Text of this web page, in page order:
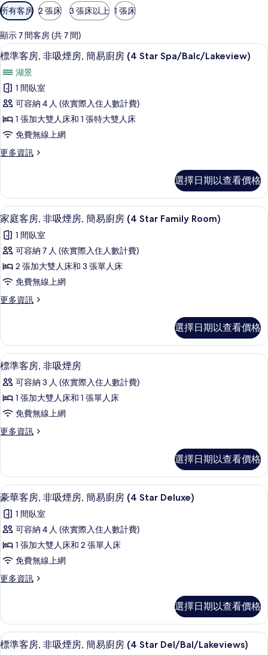
可
用
的
客
房
篩
選
條
所有客房 2 張床 3 張床以上 1 張床
顯示 7 間客房 (共 7 間)
顯
標
準
客
房,
吸
房,
簡
易
廚
房
(4
Star
Spa/Balc/Lakeview)
有
相
片
標準客房, 非吸煙房, 簡易廚房 (4
6
標準客房, 非吸煙房, 簡易廚房 (4 Star Spa/Balc/Lakeview)
湖景
1 間臥室
可容納 4 人 (依實際入住人數計費)
1 張加大雙人床和 1 張特大雙人床
免費無線上網
更多資訊
更
客
房,
非
吸
煙
房,
易
廚
(4
詳
情
選擇日期以查看價格
顯
示
家
庭
客
非
煙
房,
簡
易
廚
房
(4
Room)
的
所
有
相
片
家庭客房, 非吸煙房, 簡易廚房 (4 Star
5
家庭客房, 非吸煙房, 簡易廚房 (4 Star Family Room)
1 間臥室
可容納 7 人 (依實際入住人數計費)
2 張加大雙人床和 3 張單人床
免費無線上網
更多資訊
更
客
房,
非
煙
房,
易
廚
房
Family
Room)
的
詳
情
選擇日期以查看價格
顯
示
標
準
房,
吸
煙
房
的
所
有
相
片
標準客房, 非吸煙房 | 熨斗/熨衣板、免
5
標準客房, 非吸煙房
可容納 3 人 (依實際入住人數計費)
1 張加大雙人床和 1 張單人床
免費無線上網
更多資訊
更
客
房,
非
煙
房
詳
情
選擇日期以查看價格
顯
示
豪
華
客
非
煙
房,
簡
豪華客房, 非吸煙房, 簡易廚房 (4 Star
3
豪華客房, 非吸煙房, 簡易廚房 (4 Star Deluxe)
1 間臥室
可容納 4 人 (依實際入住人數計費)
1 張加大雙人床和 2 張單人床
免費無線上網
更多資訊
更
客
房,
非
選擇日期以查看價格
顯
標準客房, 非吸煙房, 簡易廚房 (4
18
標準客房, 非吸煙房, 簡易廚房 (4 Star Del/Bal/Lakeviews)